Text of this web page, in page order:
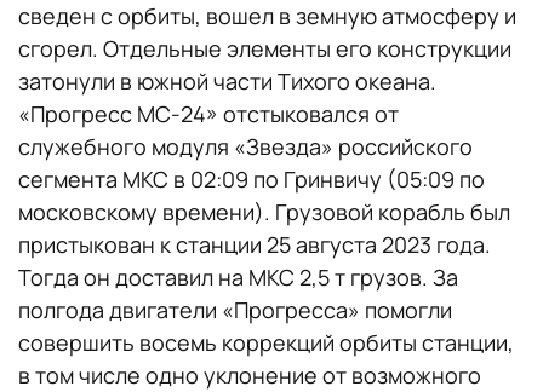
сведен с орбиты, вошел в земную атмосферу и
сгорел. Отдельные элементы его конструкции
затонули в южной части Тихого океана.
«Прогресс МС-24» отстыковался от
служебного модуля «Звезда» российского
сегмента МКС в 02:09 по Гринвичу (05:09 по
московскому времени). Грузовой корабль был
пристыкован к станции 25 августа 2023 года.
Тогда он доставил на МКС 2,5 т грузов. За
полгода двигатели «Прогресса» помогли
совершить восемь коррекций орбиты станции,
в том числе одно уклонение от возможного